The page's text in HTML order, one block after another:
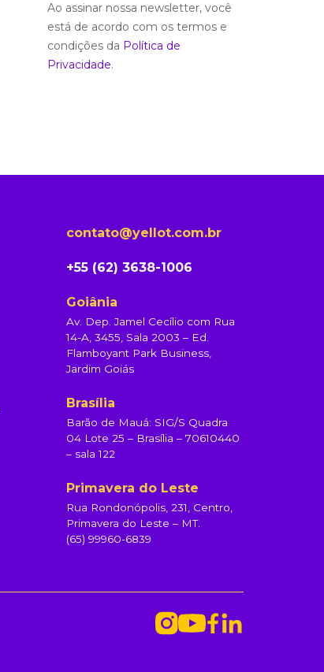
Ao assinar nossa newsletter, você
está de acordo com os termos e
condições da Política de
Privacidade.
contato@yellot.com.br
+55 (62) 3638-1006
Goiânia
Av. Dep. Jamel Cecílio com Rua
14-A, 3455, Sala 2003 – Ed.
Flamboyant Park Business,
Jardim Goiás
Brasília
Barão de Mauá: SIG/S Quadra
04 Lote 25 – Brasília – 70610440
– sala 122
Primavera do Leste
Rua Rondonópolis, 231, Centro,
Primavera do Leste – MT.
(65) 99960-6839